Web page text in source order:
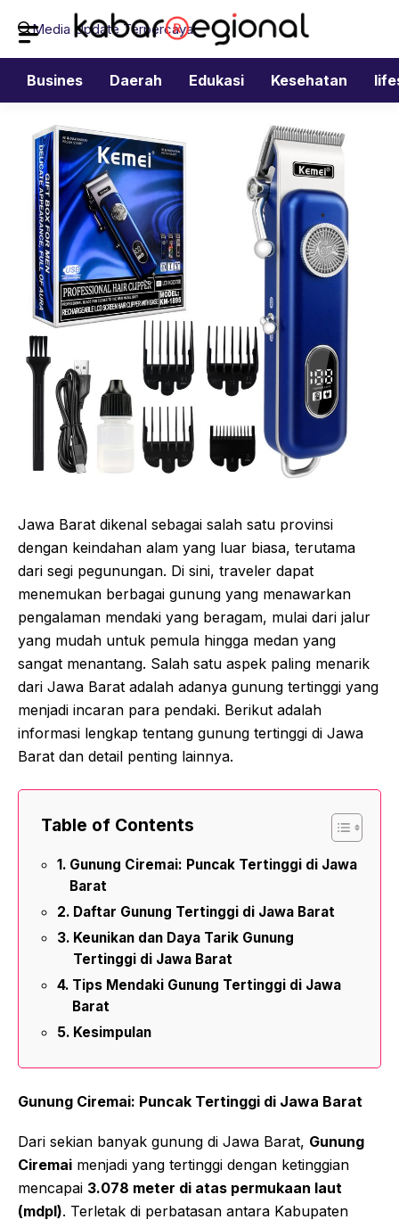
isi
Media Update Terpercaya
Busines Daerah Edukasi Kesehatan
Jawa Barat dikenal sebagai salah satu provinsi
dengan keindahan alam yang luar biasa, terutama
dari segi pegunungan. Di sini, traveler dapat
menemukan berbagai gunung yang menawarkan
pengalaman mendaki yang beragam, mulai dari jalur
yang mudah untuk pemula hingga medan yang
sangat menantang. Salah satu aspek paling menarik
dari Jawa Barat adalah adanya gunung tertinggi yang
menjadi incaran para pendaki. Berikut adalah
informasi lengkap tentang gunung tertinggi di Jawa
Barat dan detail penting lainnya.
Table of Contents
Gunung Ciremai: Puncak Tertinggi di Jawa
Barat
Daftar Gunung Tertinggi di Jawa Barat
Keunikan dan Daya Tarik Gunung
Tertinggi di Jawa Barat
Tips Mendaki Gunung Tertinggi di Jawa
Barat
Kesimpulan
Gunung Ciremai: Puncak Tertinggi di Jawa Barat
Dari sekian banyak gunung di Jawa Barat, Gunung
Ciremai menjadi yang tertinggi dengan ketinggian
mencapai 3.078 meter di atas permukaan laut
(mdpl). Terletak di perbatasan antara Kabupaten